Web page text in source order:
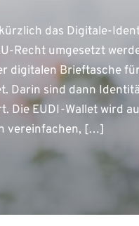
das Digitale-
Recht umgesetzt
digitalen Brieftasche
Darin sind dann
Die EUDI-Wallet wird
vereinfachen, […]